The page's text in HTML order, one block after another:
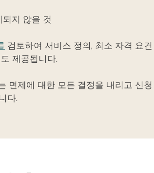
지 않을 것
검토하여 서비스 정의, 최소 자격 요
제공됩니다.
면제에 대한 모든 결정을 내리고 신
다.